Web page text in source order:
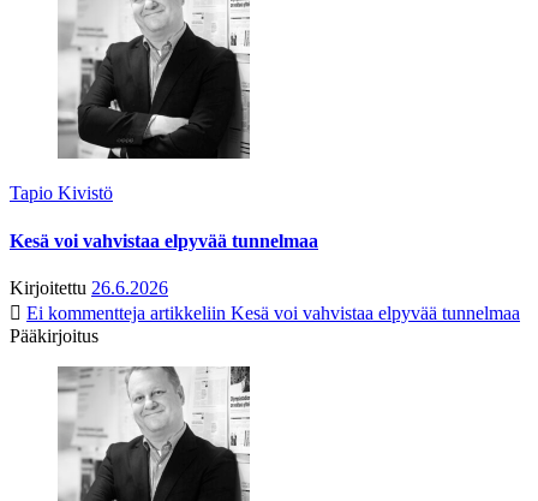
Tapio Kivistö
Kesä voi vahvistaa elpyvää tunnelmaa
Kirjoitettu 26.6.2026
Ei kommentteja artikkeliin Kesä voi vahvistaa elpyvää tunnelmaa
Pääkirjoitus